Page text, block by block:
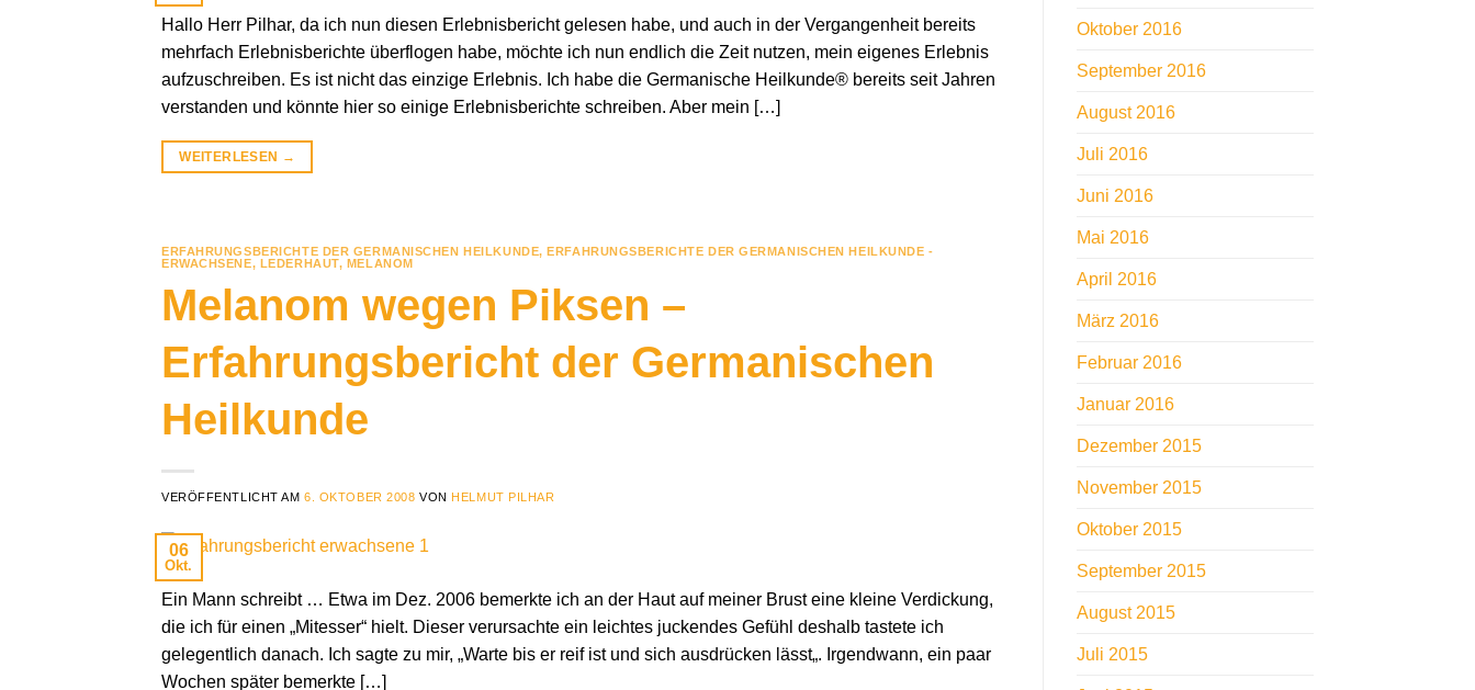
Hallo Herr Pilhar, da ich nun diesen Erlebnisbericht gelesen habe, und auch in der Vergangenheit bereits
mehrfach Erlebnisberichte überflogen habe, möchte ich nun endlich die Zeit nutzen, mein eigenes Erlebnis
aufzuschreiben. Es ist nicht das einzige Erlebnis. Ich habe die Germanische Heilkunde® bereits seit Jahren
verstanden und könnte hier so einige Erlebnisberichte schreiben. Aber mein […]
WEITERLESEN →
ERFAHRUNGSBERICHTE DER GERMANISCHEN HEILKUNDE,ERFAHRUNGSBERICHTE DER GERMANISCHEN HEILKUNDE -
ERWACHSENE, LEDERHAUT, MELANOM
Melanom wegen Piksen –
Erfahrungsbericht der Germanischen
Heilkunde
VERÖFFENTLICHT AM6. OKTOBER 2008 VON HELMUT PILHAR
06
Okt.
Ein Mann schreibt … Etwa im Dez. 2006 bemerkte ich an der Haut auf meiner Brust eine kleine Verdickung,
die ich für einen „Mitesser“ hielt. Dieser verursachte ein leichtes juckendes Gefühl deshalb tastete ich
gelegentlich danach. Ich sagte zu mir, „Warte bis er reif ist und sich ausdrücken lässt„. Irgendwann, ein paar
Wochen später bemerkte […]
Oktober 2016
September 2016
August 2016
Juli 2016
Juni 2016
Mai 2016
April 2016
März 2016
Februar 2016
Januar 2016
Dezember 2015
November 2015
Oktober 2015
September 2015
August 2015
Juli 2015